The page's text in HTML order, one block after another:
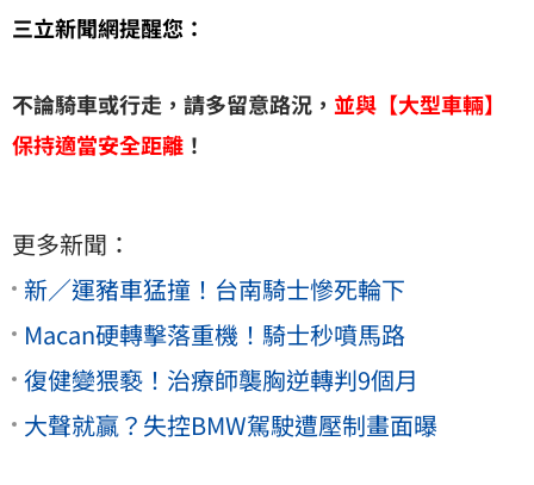
三立新聞網提醒您：
不論騎車或行走，請多留意路況， 並與【大型車輛】
保持適當安全距離 ！
更多新聞：
新／運豬車猛撞！台南騎士慘死輪下
Macan硬轉擊落重機！騎士秒噴馬路
復健變猥褻！治療師襲胸逆轉判9個月
大聲就贏？失控BMW駕駛遭壓制畫面曝